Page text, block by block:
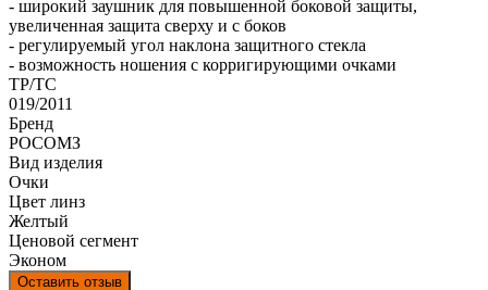
- широкий заушник для повышенной боковой защиты,
увеличенная защита сверху и с боков
- регулируемый угол наклона защитного стекла
- возможность ношения с корригирующими очками
ТР/ТС
019/2011
Бренд
РОСОМЗ
Вид изделия
Очки
Цвет линз
Желтый
Ценовой сегмент
Эконом
Оставить отзыв